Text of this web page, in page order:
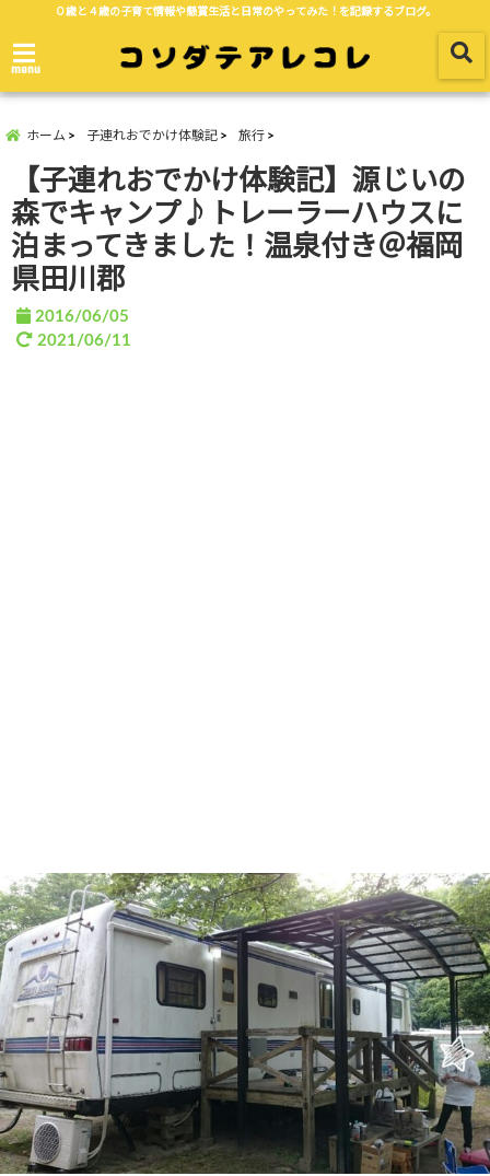
０歳と４歳の子育て情報や懸賞生活と日常のやってみた！を記録するブログ。
menu
ホーム 子連れおでかけ体験記 旅行
【子連れおでかけ体験記】源じいの
森でキャンプ♪トレーラーハウスに
泊まってきました！温泉付き＠福岡
県田川郡
2016/06/05
2021/06/11